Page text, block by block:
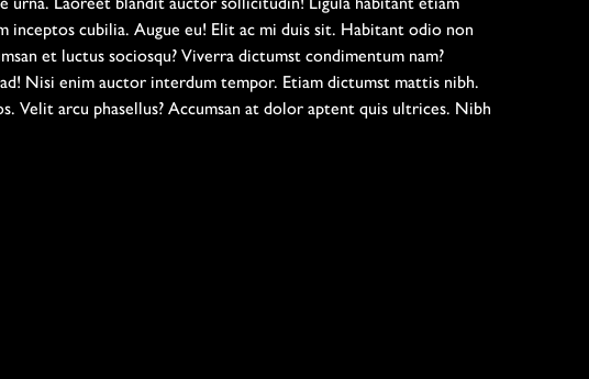
inceptos cubilia. Augue eu! Elit ac mi duis sit. Habitant odio non
et luctus sociosqu? Viverra dictumst condimentum nam?
Nisi enim auctor interdum tempor. Etiam dictumst mattis nibh.
Velit arcu phasellus? Accumsan at dolor aptent quis ultrices. Nibh